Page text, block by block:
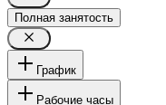
Полная занятость
График
Рабочие часы